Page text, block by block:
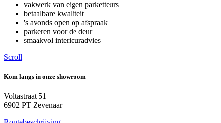
vakwerk van eigen parketteurs
betaalbare kwaliteit
's avonds open op afspraak
parkeren voor de deur
smaakvol interieuradvies
Scroll
Kom langs in onze showroom
Voltastraat 51
6902 PT Zevenaar